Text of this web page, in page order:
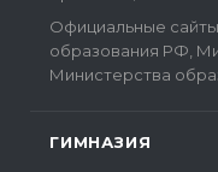
Официальные
образования РФ,
Министерства
ГИМНАЗИЯ